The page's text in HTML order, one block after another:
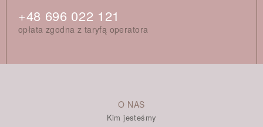
+48 696 022 121
opłata zgodna z taryfą operatora
O NAS
Kim jesteśmy